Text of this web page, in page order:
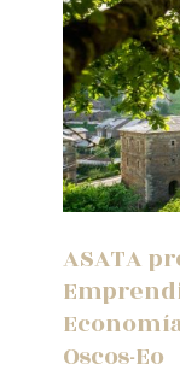
ASATA
Oscos-Eo